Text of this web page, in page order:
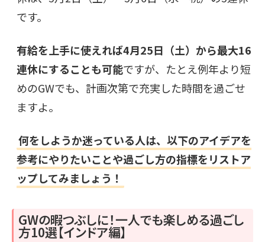
です。
有給を上手に使えれば4月25日（土）から最大16
連休にすることも可能ですが、たとえ例年より短
めのGWでも、計画次第で充実した時間を過ごせ
ますよ。
何をしようか迷っている人は、以下のアイデアを
参考にやりたいことや過ごし方の指標をリストア
ップしてみましょう！
GWの暇つぶしに！一人でも楽しめる過ごし
方10選【インドア編】